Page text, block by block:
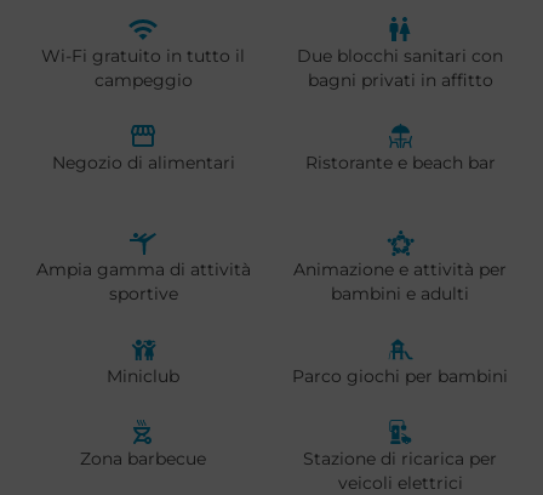
Wi-Fi gratuito in tutto il
campeggio
Due blocchi sanitari con
bagni privati in affitto
Negozio di alimentari Ristorante e beach bar
Ampia gamma di attività
sportive
Animazione e attività per
bambini e adulti
Miniclub Parco giochi per bambini
Zona barbecue
Stazione di ricarica per
veicoli elettrici